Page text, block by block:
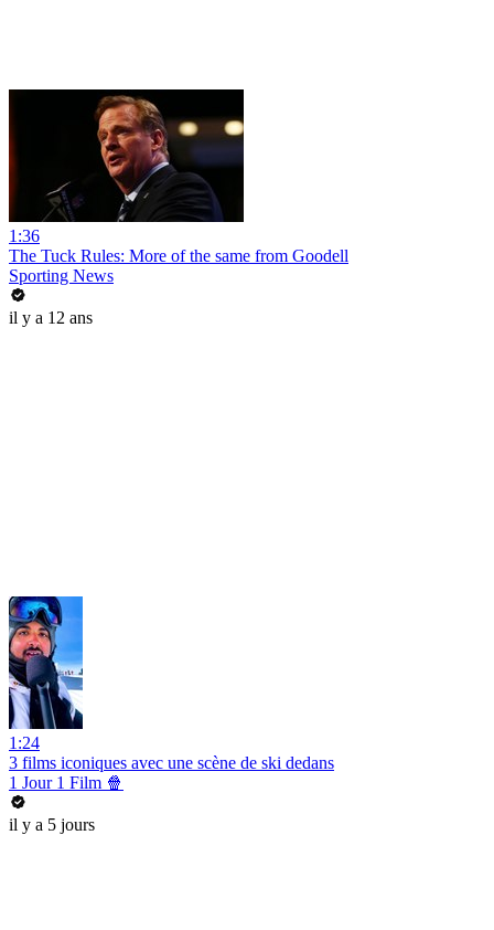
1:36
The Tuck Rules: More of the same from Goodell
Sporting News
il y a 12 ans
1:24
3 films iconiques avec une scène de ski dedans
1 Jour 1 Film 🍿
il y a 5 jours